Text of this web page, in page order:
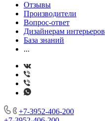
Отзывы
Производители
Вопрос-ответ
Дизайнерам интерьеров
База знаний
...
+7-3952-406-200